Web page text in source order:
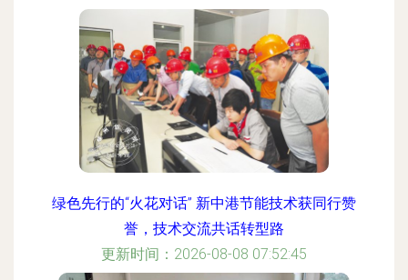
绿色先行的“火花对话” 新中港节能技术获同行赞
誉，技术交流共话转型路
更新时间：2026-08-08 07:52:45